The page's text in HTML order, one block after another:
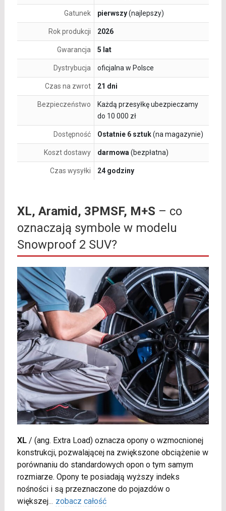
Gatunek pierwszy(najlepszy)
Rok produkcji 2026
Gwarancja 5 lat
Dystrybucja oficjalna w Polsce
Czas na zwrot 21 dni
Bezpieczeństwo
Każdą przesyłkę ubezpieczamy
do 10 000 zł
Dostępność Ostatnie 6 sztuk(na magazynie)
Koszt dostawy darmowa (bezpłatna)
Czas wysyłki 24 godziny
XL, Aramid, 3PMSF, M+S – co
oznaczają symbole w modelu
Snowproof 2 SUV?
XL/ (ang. Extra Load) oznacza opony o wzmocnionej
konstrukcji, pozwalającej na zwiększone obciążenie w
porównaniu do standardowych opon o tym samym
rozmiarze. Opony te posiadają wyższy indeks
nośności i są przeznaczone do pojazdów o
większej... zobacz całość